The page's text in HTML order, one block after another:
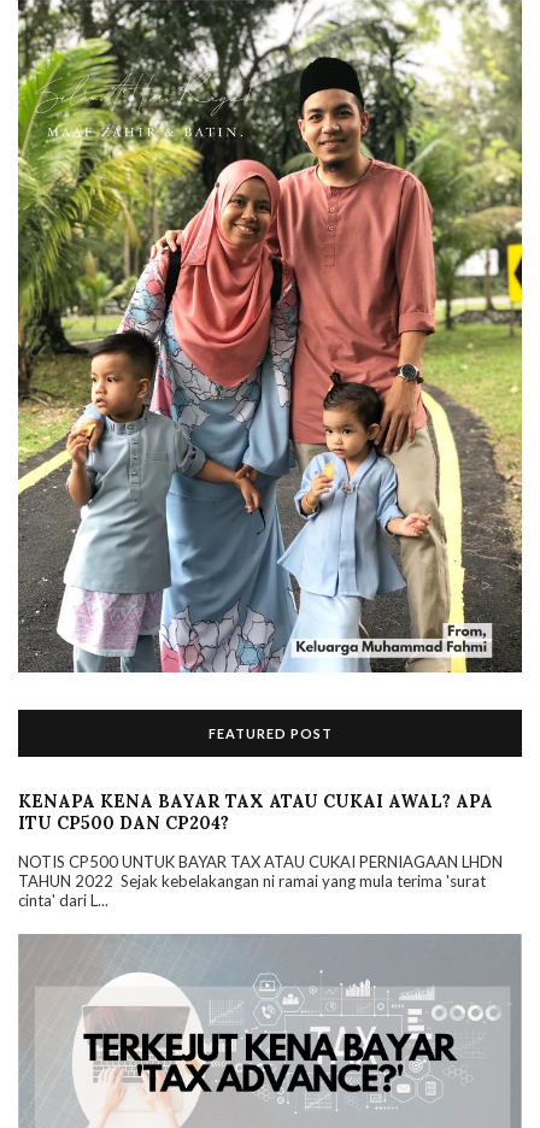
r
:
FEATURED POST
KENAPA KENA BAYAR TAX ATAU CUKAI AWAL? APA
ITU CP500 DAN CP204?
NOTIS CP500 UNTUK BAYAR TAX ATAU CUKAI PERNIAGAAN LHDN
TAHUN 2022 Sejak kebelakangan ni ramai yang mula terima 'surat
cinta' dari L...